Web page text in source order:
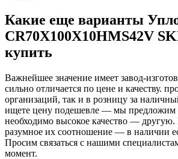
Какие еще варианты
CR70X100X10HMS42V
купить
Важнейшее значение имеет завод-
сильно отличается по цене и качеству.
организаций, так и в розницу за
ищете цену подешевле — мы предложим
необходимо высокое качество —
разумное их соотношение — в наличии
Просим связаться с нашими
момент.